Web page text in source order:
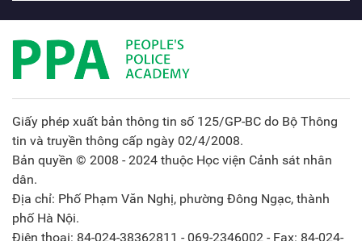
Giấy phép xuất bản thông tin số 125/GP-BC do Bộ Thông
tin và truyền thông cấp ngày 02/4/2008.
Bản quyền © 2008 - 2024 thuộc Học viện Cảnh sát nhân
dân.
Địa chỉ: Phố Phạm Văn Nghị, phường Đông Ngạc, thành
phố Hà Nội.
Điện thoại: 84-024-38362811 - 069-2346002 - Fax: 84-024-